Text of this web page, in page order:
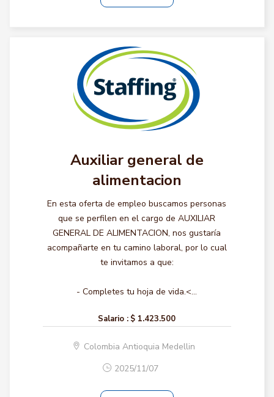
Auxiliar general de
alimentacion
En esta oferta de empleo buscamos personas
que se perfilen en el cargo de AUXILIAR
GENERAL DE ALIMENTACION, nos gustaría
acompañarte en tu camino laboral, por lo cual
te invitamos a que:
- Completes tu hoja de vida.<...
Salario : $ 1.423.500
Colombia Antioquia Medellin
2025/11/07